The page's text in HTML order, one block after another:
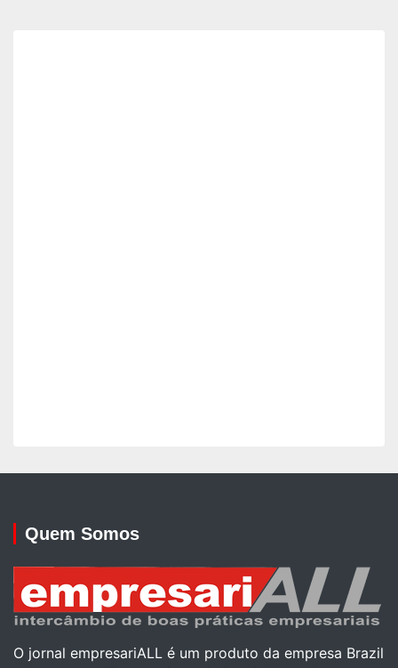
Quem Somos
O jornal empresariALL é um produto da empresa Brazil